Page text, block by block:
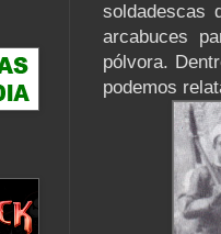
soldadescas
arcabuces
pólvora.
podemos